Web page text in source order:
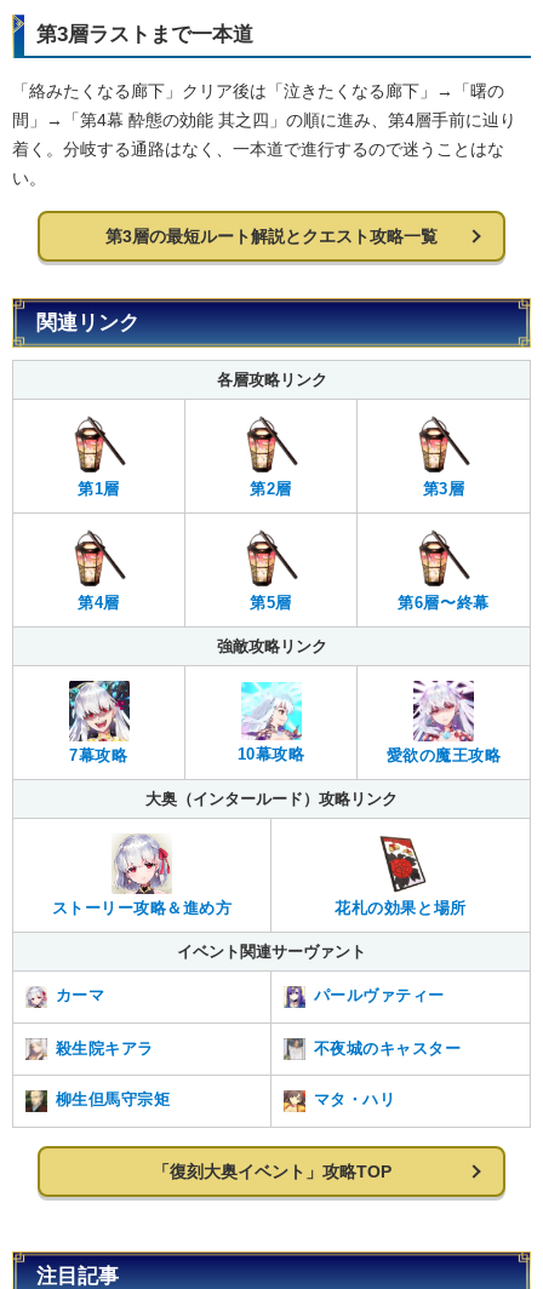
第3層ラストまで一本道
「絡みたくなる廊下」クリア後は「泣きたくなる廊下」→「曙の
間」→「第4幕 酔態の効能 其之四」の順に進み、第4層手前に辿り
着く。分岐する通路はなく、一本道で進行するので迷うことはな
い。
第3層の最短ルート解説とクエスト攻略一覧
関連リンク
各層攻略リンク
第1層 第2層 第3層
第4層 第5層 第6層〜終幕
強敵攻略リンク
7幕攻略 10幕攻略 愛欲の魔王攻略
大奥（インタールード）攻略リンク
ストーリー攻略＆進め方 花札の効果と場所
イベント関連サーヴァント
カーマ パールヴァティー
殺生院キアラ 不夜城のキャスター
柳生但馬守宗矩 マタ・ハリ
「復刻大奥イベント」攻略TOP
注目記事